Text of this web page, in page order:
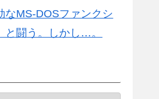
なMS-DOSファンクシ
と闘う。しかし…。